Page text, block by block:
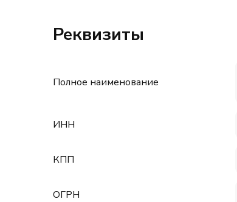
Реквизиты
Полное наименование
ИНН
КПП
ОГРН